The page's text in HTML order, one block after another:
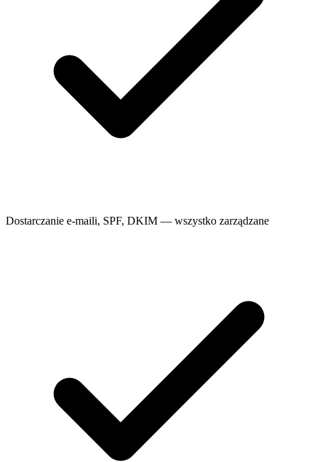
Dostarczanie e-maili, SPF, DKIM — wszystko zarządzane